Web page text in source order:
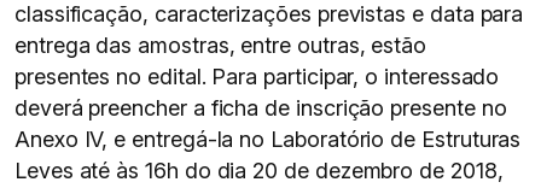
classificação, caracterizações previstas e data para
entrega das amostras, entre outras, estão
presentes no edital. Para participar, o interessado
deverá preencher a ficha de inscrição presente no
Anexo IV, e entregá-la no Laboratório de Estruturas
Leves até às 16h do dia 20 de dezembro de 2018,